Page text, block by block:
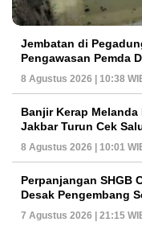
Jembatan di
Pengawasan Pemda
8 Agustus 2026 | 10:38
Banjir Kerap Melanda
Jakbar Turun Cek
8 Agustus 2026 | 10:01
Perpanjangan SHGB
Desak Pengembang
7 Agustus 2026 | 21:15